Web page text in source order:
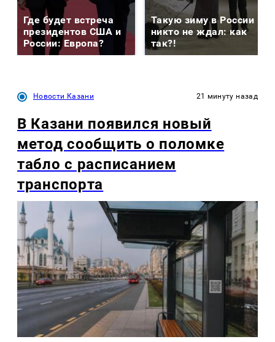
Где будет встреча
президентов США и
России: Европа?
Такую зиму в России
никто не ждал: как
так?!
Новости Казани 21 минуту назад
В Казани появился новый
метод сообщить о поломке
табло с расписанием
транспорта